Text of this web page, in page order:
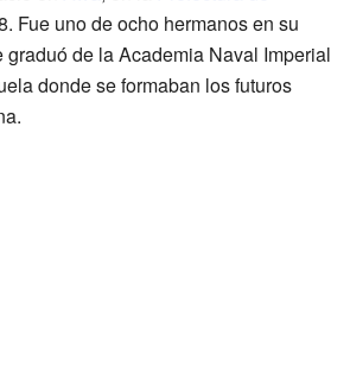
Fue uno de ocho hermanos en su
graduó de la Academia Naval Imperial
donde se formaban los futuros